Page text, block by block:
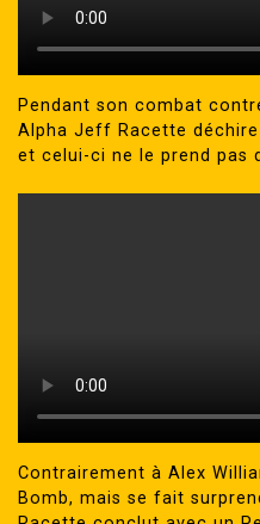
Pendant son combat
Alpha Jeff Racette
et celui-ci ne le prend pas
Contrairement à Alex
Bomb, mais se fait